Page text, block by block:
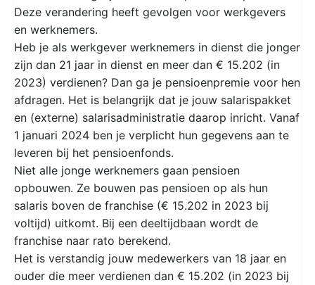
Deze verandering heeft gevolgen voor werkgevers
en werknemers.
Heb je als werkgever werknemers in dienst die jonger
zijn dan 21 jaar in dienst en meer dan € 15.202 (in
2023) verdienen? Dan ga je pensioenpremie voor hen
afdragen. Het is belangrijk dat je jouw salarispakket
en (externe) salarisadministratie daarop inricht. Vanaf
1 januari 2024 ben je verplicht hun gegevens aan te
leveren bij het pensioenfonds.
Niet alle jonge werknemers gaan pensioen
opbouwen. Ze bouwen pas pensioen op als hun
salaris boven de franchise (€ 15.202 in 2023 bij
voltijd) uitkomt. Bij een deeltijdbaan wordt de
franchise naar rato berekend.
Het is verstandig jouw medewerkers van 18 jaar en
ouder die meer verdienen dan € 15.202 (in 2023 bij